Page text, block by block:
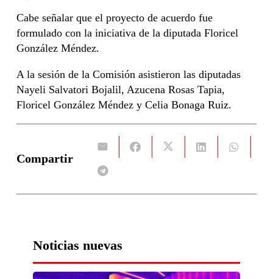
Cabe señalar que el proyecto de acuerdo fue
formulado con la iniciativa de la diputada Floricel
González Méndez.
A la sesión de la Comisión asistieron las diputadas
Nayeli Salvatori Bojalil, Azucena Rosas Tapia,
Floricel González Méndez y Celia Bonaga Ruiz.
Compartir
Noticias nuevas